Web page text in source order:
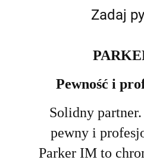
Zadaj
Pewność i
Solidny
pewny i
Parker IM to